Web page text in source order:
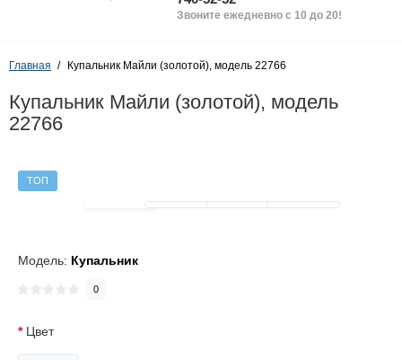
Звоните ежедневно с 10 до 20!
Главная Купальник Майли (золотой), модель 22766
Купальник Майли (золотой), модель
22766
ТОП
Модель: Купальник
0
Цвет